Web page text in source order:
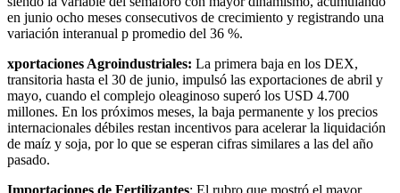
en junio ocho meses consecutivos de crecimiento y registrando una
variación interanual p promedio del 36 %.
xportaciones Agroindustriales: La primera baja en los DEX,
transitoria hasta el 30 de junio, impulsó las exportaciones de abril y
mayo, cuando el complejo oleaginoso superó los USD 4.700
millones. En los próximos meses, la baja permanente y los precios
internacionales débiles restan incentivos para acelerar la liquidación
de maíz y soja, por lo que se esperan cifras similares a las del año
pasado.